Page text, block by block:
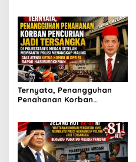
Kapolrestabes Medan
Tempuh Restorative Justice
agar Konflik Tak Berlarut-
larut
Ternyata, Penangguhan
Penahanan Korban
Setelah Membantu Polisi
Menangkap Maling Atas
Atensi Ketua Komisi III DPR
RI Bapak Habiburokhman